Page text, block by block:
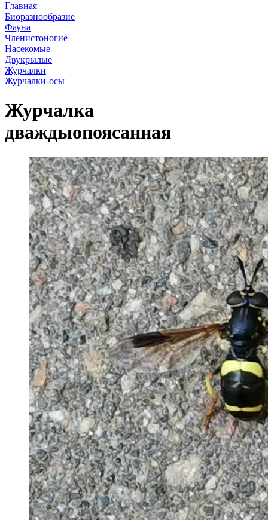
Главная
Биоразнообразие
Фауна
Членистоногие
Насекомые
Двукрылые
Журчалки
Журчалки-осы
Журчалка
дваждыопоясанная